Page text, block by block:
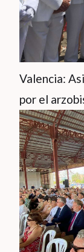
Valencia:
por el